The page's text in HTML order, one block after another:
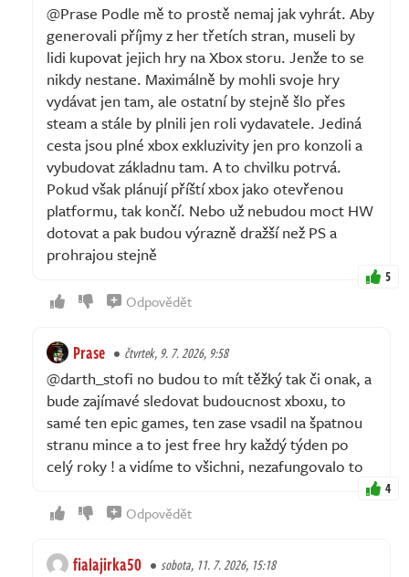
@Prase Podle mě to prostě nemaj jak vyhrát. Aby
generovali příjmy z her třetích stran, museli by
lidi kupovat jejich hry na Xbox storu. Jenže to se
nikdy nestane. Maximálně by mohli svoje hry
vydávat jen tam, ale ostatní by stejně šlo přes
steam a stále by plnili jen roli vydavatele. Jediná
cesta jsou plné xbox exkluzivity jen pro konzoli a
vybudovat základnu tam. A to chvilku potrvá.
Pokud však plánují příští xbox jako otevřenou
platformu, tak končí. Nebo už nebudou moct HW
dotovat a pak budou výrazně dražší než PS a
prohrajou stejně
5
Odpovědět
Prase čtvrtek, 9. 7. 2026, 9:58
@darth_stofi no budou to mít těžký tak či onak, a
bude zajímavé sledovat budoucnost xboxu, to
samé ten epic games, ten zase vsadil na špatnou
stranu mince a to jest free hry každý týden po
celý roky ! a vidíme to všichni, nezafungovalo to
4
Odpovědět
fialajirka50 sobota, 11. 7. 2026, 15:18